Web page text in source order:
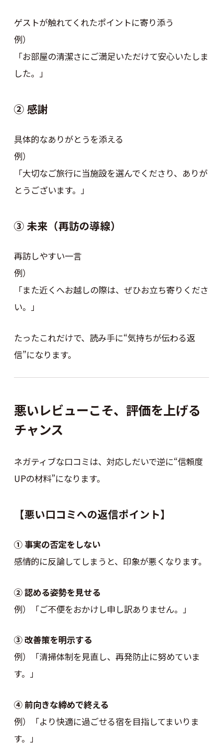
ゲストが触れてくれたポイントに寄り添う
例）
「お部屋の清潔さにご満足いただけて安心いたしま
した。」
② 感謝
具体的なありがとうを添える
例）
「大切なご旅行に当施設を選んでくださり、ありが
とうございます。」
③ 未来（再訪の導線）
再訪しやすい一言
例）
「また近くへお越しの際は、ぜひお立ち寄りくださ
い。」
たったこれだけで、読み手に“気持ちが伝わる返
信”になります。
悪いレビューこそ、評価を上げる
チャンス
ネガティブな口コミは、対応しだいで逆に“信頼度
UPの材料”になります。
【悪い口コミへの返信ポイント】
① 事実の否定をしない
感情的に反論してしまうと、印象が悪くなります。
② 認める姿勢を見せる
例）「ご不便をおかけし申し訳ありません。」
③ 改善策を明示する
例）「清掃体制を見直し、再発防止に努めていま
す。」
④ 前向きな締めで終える
例）「より快適に過ごせる宿を目指してまいりま
す。」